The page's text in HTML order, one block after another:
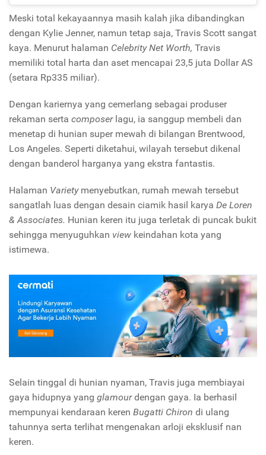
Meski total kekayaannya masih kalah jika dibandingkan
dengan Kylie Jenner, namun tetap saja, Travis Scott sangat
kaya. Menurut halaman Celebrity Net Worth, Travis
memiliki total harta dan aset mencapai 23,5 juta Dollar AS
(setara Rp335 miliar).
Dengan kariernya yang cemerlang sebagai produser
rekaman serta composerlagu, ia sanggup membeli dan
menetap di hunian super mewah di bilangan Brentwood,
Los Angeles. Seperti diketahui, wilayah tersebut dikenal
dengan banderol harganya yang ekstra fantastis.
Halaman Variety menyebutkan, rumah mewah tersebut
sangatlah luas dengan desain ciamik hasil karya De Loren
& Associates. Hunian keren itu juga terletak di puncak bukit
sehingga menyuguhkan view keindahan kota yang
istimewa.
Selain tinggal di hunian nyaman, Travis juga membiayai
gaya hidupnya yang glamourdengan gaya. Ia berhasil
mempunyai kendaraan keren Bugatti Chiron di ulang
tahunnya serta terlihat mengenakan arloji eksklusif nan
keren.